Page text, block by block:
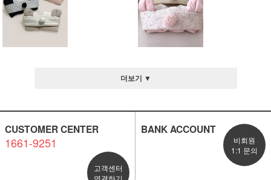
더보기 ▼
CUSTOMER CENTER
1661-9251
고객센터
연결하기
BANK ACCOUNT
비회원
1:1 문의